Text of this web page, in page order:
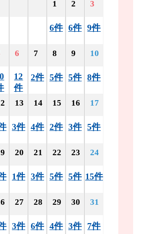
1
6件
2
6件
3
9件
6
12
件
7
2件
8
5件
9
5件
10
8件
13
3件
14
4件
15
2件
16
3件
17
5件
20
1件
21
3件
22
5件
23
5件
24
15件
27
3件
28
6件
29
4件
30
3件
31
7件